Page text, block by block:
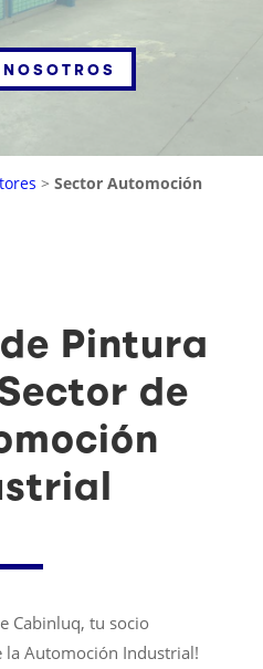
> Sector Automoción
Pintura
de
Cabinluq, tu socio
la Automoción Industrial!